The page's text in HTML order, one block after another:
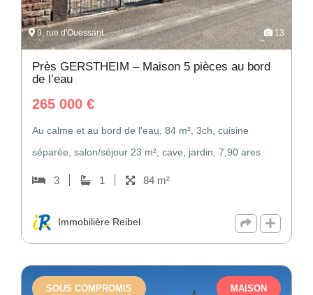
9, rue d'Ouessant 13
Près GERSTHEIM – Maison 5 pièces au bord
de l’eau
265 000 €
Au calme et au bord de l'eau, 84 m², 3ch, cuisine
séparée, salon/séjour 23 m², cave, jardin, 7,90 ares.
3 1 84 m²
Immobilière Reibel
SOUS COMPROMIS MAISON